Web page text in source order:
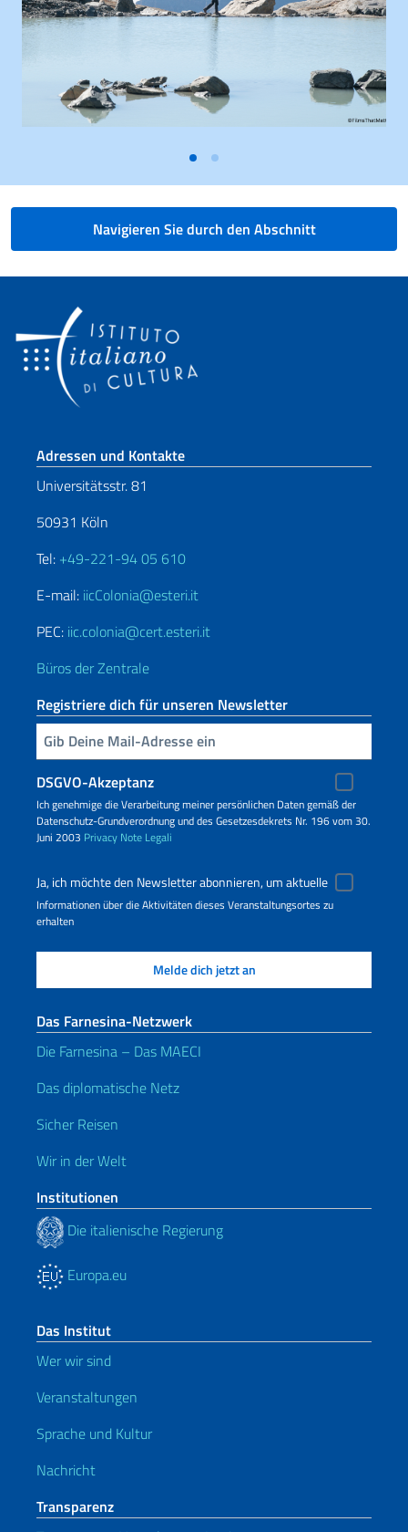
Navigieren Sie durch den Abschnitt
Fußbereich
Adressen und Kontakte
Universitätsstr. 81
50931 Köln
Tel: +49-221-94 05 610
E-mail: iicColonia@esteri.it
PEC: iic.colonia@cert.esteri.it
Büros der Zentrale
Registriere dich für unseren Newsletter
Geben Sie Ihre E-Mail ein
DSGVO-Akzeptanz
Ich genehmige die Verarbeitung meiner persönlichen Daten gemäß der
Datenschutz-Grundverordnung und des Gesetzesdekrets Nr. 196 vom 30.
Juni 2003 Privacy Note Legali
Ja, ich möchte den Newsletter abonnieren, um aktuelle
Informationen über die Aktivitäten dieses Veranstaltungsortes zu
erhalten
Das Farnesina-Netzwerk
Die Farnesina – Das MAECI
Das diplomatische Netz
Sicher Reisen
Wir in der Welt
Institutionen
Die italienische Regierung
Europa.eu
Das Institut
Wer wir sind
Veranstaltungen
Sprache und Kultur
Nachricht
Transparenz